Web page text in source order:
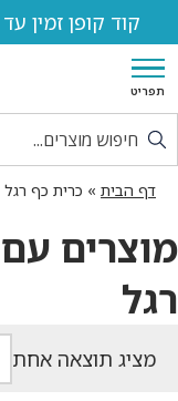
קוד קופן זמין עד 8/7/26 (כולל)! 54321 -
תפריט
דף הבית » כרית כף רגל
מוצרים
רגל
מציג תוצאה אחת